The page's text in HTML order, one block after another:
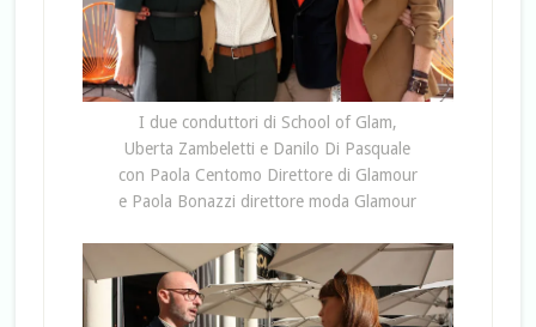
I due conduttori di School of Glam,
Uberta Zambeletti e Danilo Di Pasquale
con Paola Centomo Direttore di Glamour
e Paola Bonazzi direttore moda Glamour